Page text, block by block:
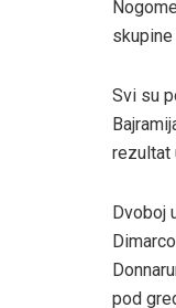
Svi su
rezultat
Dvoboj
pod